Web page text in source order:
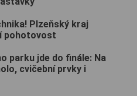
Plzeňský kraj
pohotovost
parku jde do finále: Na
cvičební prvky i